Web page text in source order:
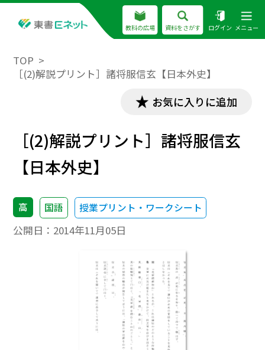
教科の広場 資料をさがす ログイン メニュー
TOP
［(2)解説プリント］諸将服信玄【日本外史】
お気に入りに追加
［(2)解説プリント］諸将服信玄
【日本外史】
高 国語 授業プリント・ワークシート
公開日： 2014年11月05日